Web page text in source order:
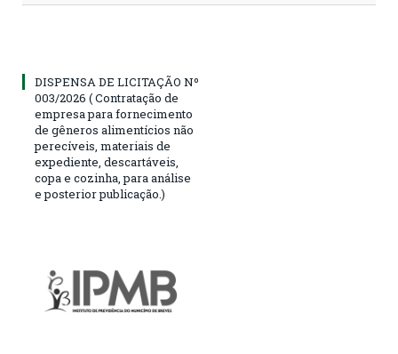
DISPENSA DE LICITAÇÃO Nº
003/2026 ( Contratação de
empresa para fornecimento
de gêneros alimentícios não
perecíveis, materiais de
expediente, descartáveis,
copa e cozinha, para análise
e posterior publicação.)